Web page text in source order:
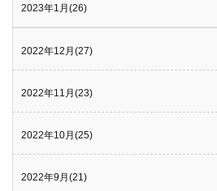
2023年1月(26)
2022年12月(27)
2022年11月(23)
2022年10月(25)
2022年9月(21)